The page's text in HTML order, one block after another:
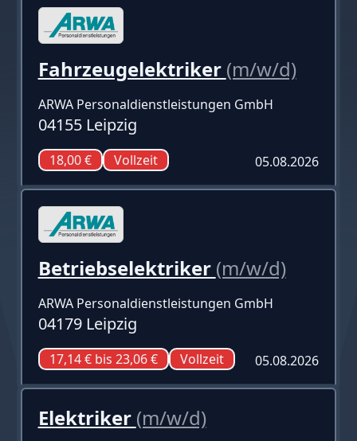
Fahrzeugelektriker (m/w/d)
ARWA Personaldienstleistungen GmbH
04155 Leipzig
18,00 € Vollzeit 05.08.2026
Betriebselektriker (m/w/d)
ARWA Personaldienstleistungen GmbH
04179 Leipzig
17,14 € bis 23,06 € Vollzeit 05.08.2026
Elektriker (m/w/d)